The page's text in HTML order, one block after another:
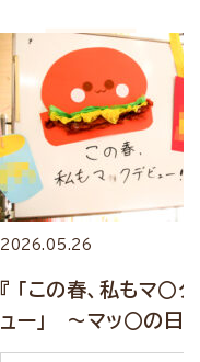
2026.05.26
『 「この春、私もマ○
ュー」 ～マッ○の日